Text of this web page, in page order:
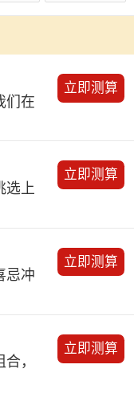
们在
立即测算
选上
立即测算
忌冲
立即测算
，
立即测算